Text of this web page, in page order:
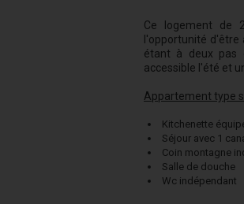
Ce logement de
l'opportunité
étant à deux pas
accessible l'été et
Appartement type
Kitchenette
Séjour avec 1
Coin montagne
Salle de douche
Wc indépendant